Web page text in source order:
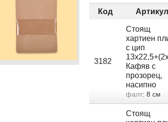
Код Артикул
3182
Стоящ
хартиен
с цип
Кафяв с
прозорец,
насипно
фалт: 8 см
Стоящ